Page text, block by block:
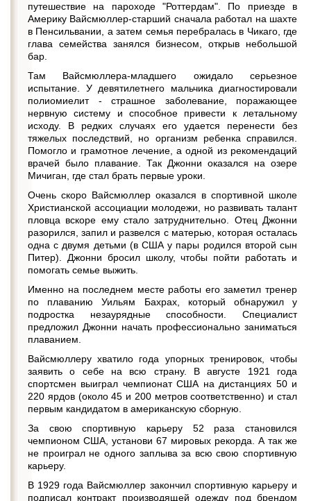
путешествие на пароходе "Роттердам". По приезде в
Америку Вайсмюллер-старший сначала работал на шахте
в Пенсильвании, а затем семья перебралась в Чикаго, где
глава семейства занялся бизнесом, открыв небольшой
бар.
Там Вайсмюллера-младшего ожидало серьезное
испытание. У девятилетнего мальчика диагностировали
полиомиелит - страшное заболевание, поражающее
нервную систему и способное привести к летальному
исходу. В редких случаях его удается перенести без
тяжелых последствий, но организм ребенка справился.
Помогло и грамотное лечение, а одной из рекомендаций
врачей было плавание. Так Джонни оказался на озере
Мичиган, где стал брать первые уроки.
Очень скоро Вайсмюллер оказался в спортивной школе
Христианской ассоциации молодежи, но развивать талант
пловца вскоре ему стало затруднительно. Отец Джонни
разорился, запил и развелся с матерью, которая осталась
одна с двумя детьми (в США у пары родился второй сын
Питер). Джонни бросил школу, чтобы пойти работать и
помогать семье выжить.
Именно на последнем месте работы его заметил тренер
по плаванию Уильям Бахрах, который обнаружил у
подростка незаурядные способности. Специалист
предложил Джонни начать профессионально заниматься
плаванием.
Вайсмюллеру хватило года упорных тренировок, чтобы
заявить о себе на всю страну. В августе 1921 года
спортсмен выиграл чемпионат США на дистанциях 50 и
220 ярдов (около 45 и 200 метров соответственно) и стал
первым кандидатом в американскую сборную.
За свою спортивную карьеру 52 раза становился
чемпионом США, установи 67 мировых рекорда. А так же
не проиграл не одного заплыва за всю свою спортивную
карьеру.
В 1929 года Вайсмюллер закончил спортивную карьеру и
подписал контракт производящей одежду под брендом